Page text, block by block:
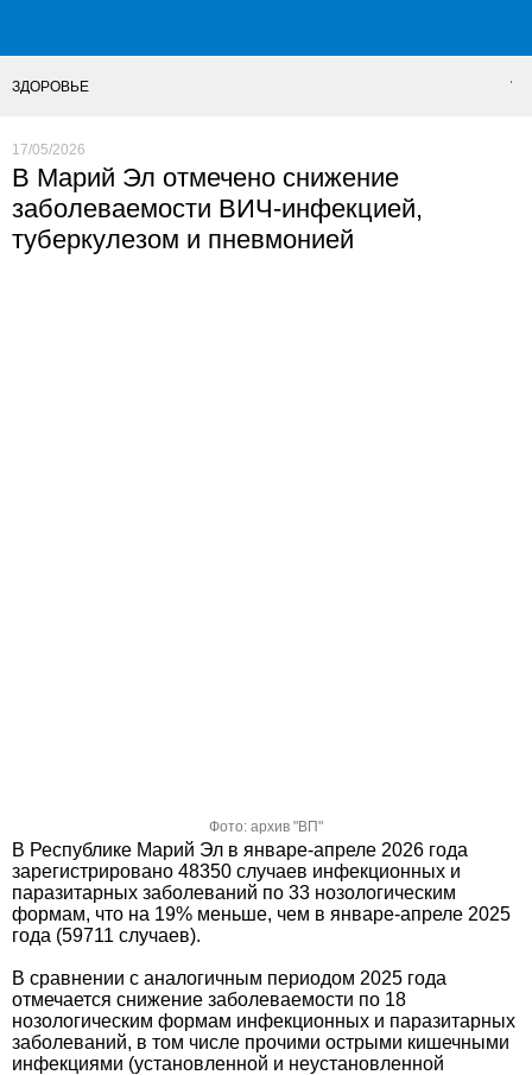
ЗДОРОВЬЕ
17/05/2026
В Марий Эл отмечено снижение
заболеваемости ВИЧ-инфекцией,
туберкулезом и пневмонией
Фото: архив "ВП"
В Республике Марий Эл в январе-апреле 2026 года
зарегистрировано 48350 случаев инфекционных и
паразитарных заболеваний по 33 нозологическим
формам, что на 19% меньше, чем в январе-апреле 2025
года (59711 случаев).
В сравнении с аналогичным периодом 2025 года
отмечается снижение заболеваемости по 18
нозологическим формам инфекционных и паразитарных
заболеваний, в том числе прочими острыми кишечными
инфекциями (установленной и неустановленной